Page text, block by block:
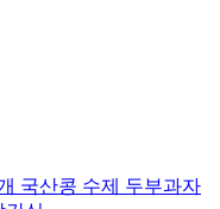
국산콩 수제 두부과자